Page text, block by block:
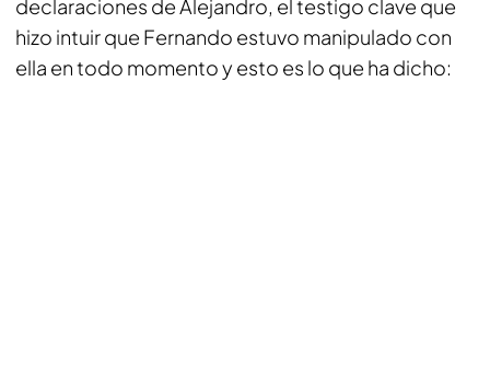
declaraciones de Alejandro, el testigo clave que
hizo intuir que Fernando estuvo manipulado con
ella en todo momento y esto es lo que ha dicho: